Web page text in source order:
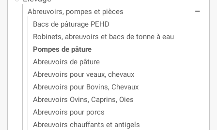
Abreuvoirs, pompes et pièces remove
Bacs de pâturage PEHD
Robinets, abreuvoirs et bacs de tonne à eau
Pompes de pâture
Abreuvoirs de pâture
Abreuvoirs pour veaux, chevaux
Abreuvoirs pour Bovins, Chevaux
Abreuvoirs Ovins, Caprins, Oies
Abreuvoirs pour porcs
Abreuvoirs chauffants et antigels